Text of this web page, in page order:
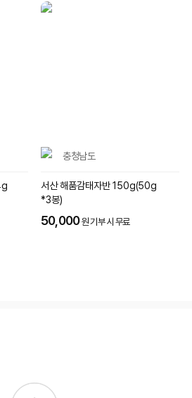
충청남도
서산 해품감태자반 150g(50g
*3봉)
50,000원 기부 시 무료